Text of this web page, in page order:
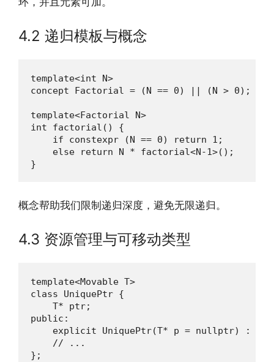
4.2 递归模板与概念
template<int N>
concept Factorial = (N == 0) || (N > 0);
template<Factorial N>
int factorial() {
    if constexpr (N == 0) return 1;
    else return N * factorial<N-1>();
}
概念帮助我们限制递归深度，避免无限递归。
4.3 资源管理与可移动类型
template<Movable T>
class UniquePtr {
    T* ptr;
public:
explicit UniquePtr(T* p = nullptr) :
    // ...
};